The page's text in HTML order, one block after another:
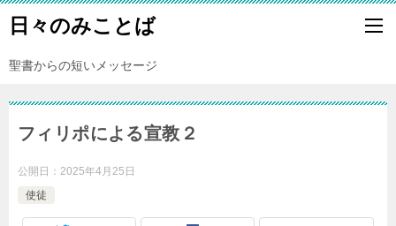
日々のみことば
聖書からの短いメッセージ
フィリポによる宣教２
公開日： 2025年4月25日
使徒